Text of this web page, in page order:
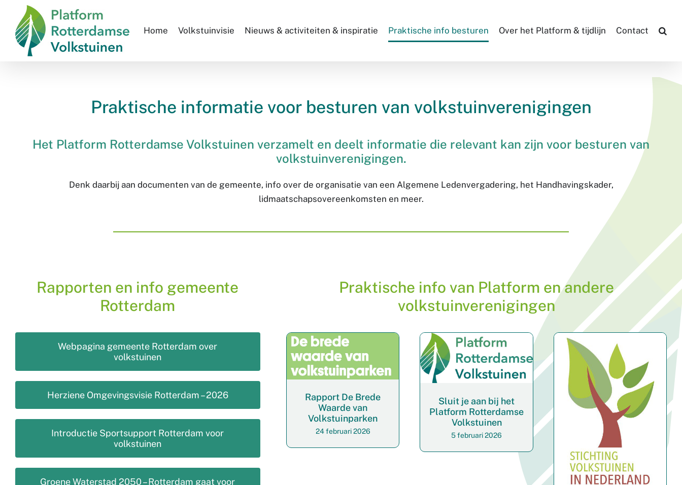
content
Home Volkstuinvisie Nieuws & activiteiten & inspiratie Praktische info besturen Over het Platform & tijdlijn Contact
Praktische informatie voor besturen van volkstuinverenigingen
Het Platform Rotterdamse Volkstuinen verzamelt en deelt informatie die relevant kan zijn voor besturen van
volkstuinverenigingen.
Denk daarbij aan documenten van de gemeente, info over de organisatie van een Algemene Ledenvergadering, het Handhavingskader,
lidmaatschapsovereenkomsten en meer.
Rapporten en info gemeente
Rotterdam
Webpagina gemeente Rotterdam over
volkstuinen
Herziene Omgevingsvisie Rotterdam – 2026
Introductie Sportsupport Rotterdam voor
volkstuinen
Groene Waterstad 2050 – Rotterdam gaat voor
Praktische info van Platform en andere
volkstuinverenigingen
Rapport De Brede
Waarde van
Volkstuinparken
24 februari 2026
Sluit je aan bij het
Platform Rotterdamse
Volkstuinen
5 februari 2026